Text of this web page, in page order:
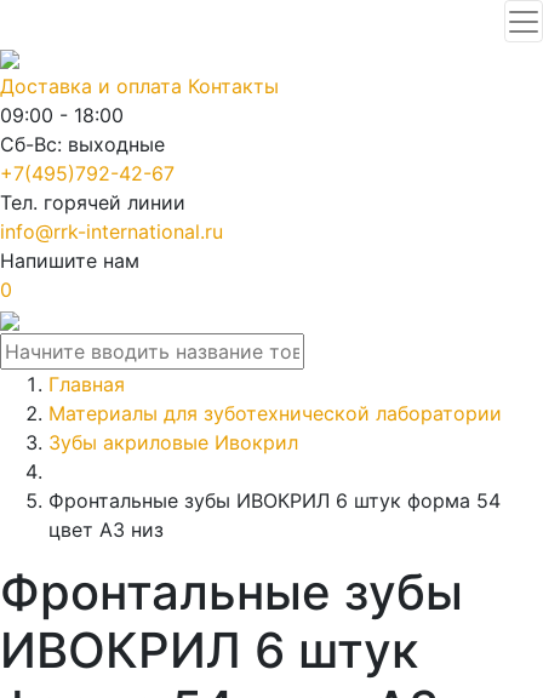
Доставка и оплата Контакты
09:00 - 18:00
Сб-Вс: выходные
+7(495)792-42-67
Тел. горячей линии
info@rrk-international.ru
Напишите нам
0
Главная
Материалы для зуботехнической лаборатории
Зубы акриловые Ивокрил
Фронтальные зубы ИВОКРИЛ 6 штук форма 54
цвет А3 низ
Фронтальные зубы
ИВОКРИЛ 6 штук